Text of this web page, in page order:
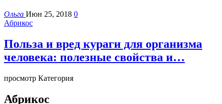
Ольга Июн 25, 2018 0
Абрикос
Польза и вред кураги для организма
человека: полезные свойства и…
просмотр Категория
Абрикос